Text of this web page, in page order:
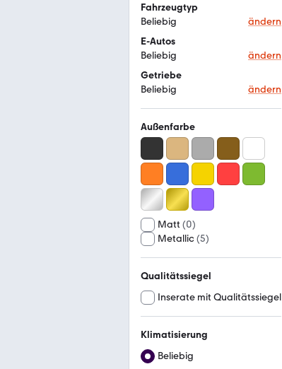
Fahrzeugtyp
Beliebig
ändern
E-Autos
Beliebig
ändern
Getriebe
Beliebig
ändern
Außenfarbe
Matt (0)
Metallic(5)
Qualitätssiegel
Inserate mit Qualitätssiegel
Klimatisierung
Beliebig